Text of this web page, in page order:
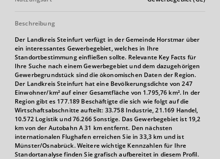
Beschreibung
Der Landkreis Steinfurt verfügt in der Gemeinde Horstmar über
ein interessantes Gewerbegebiet, welches in Ihre
Standortbestimmung einfließen sollte. Relevante Key Facts für
Ihre Suche nach einem Gewerbegebiet und dem dazugehörigen
Gewerbegrundstück sind die ökonomischen Daten der Region.
Der Landkreis Steinfurt hat eine Bevölkerungsdichte von 247
Einwohner/km² auf einer Gesamtfläche von 1.795,76 km². In der
Region gibt es 177.189 Beschäftigte die sich wie folgt auf die
Wirtschaftsabschnitte aufteilt: 33.758 Industrie, 21.169 Handel,
10.572 Logistik und 76.266 Sonstige. Das Gewerbegebiet ist 19,2
km von der Autobahn A 31 km entfernt. Den nächsten
internationalen Flughafen erreichen Sie in 33,3 km und ist
Münster/Osnabrück. Weitere wichtige Kennzahlen für Ihre
Standortanalyse finden Sie grafisch aufbereitet in diesem Profil.